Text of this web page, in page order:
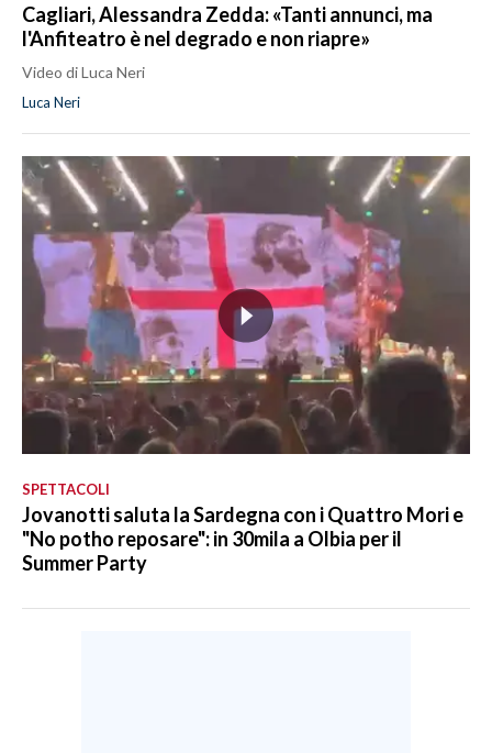
Cagliari, Alessandra Zedda: «Tanti annunci, ma
l'Anfiteatro è nel degrado e non riapre»
Video di Luca Neri
Luca Neri
SPETTACOLI
Jovanotti saluta la Sardegna con i Quattro Mori e
"No potho reposare": in 30mila a Olbia per il
Summer Party